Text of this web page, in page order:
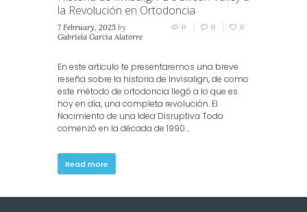
la Revolución en Ortodoncia
7 February, 2025 by
Gabriela Garcia Alatorre
0 0 0
En este articulo te presentaremos una breve
reseña sobre la historia de Invisalign, de como
este método de ortodoncia llegó a lo que es
hoy en día, una completa revolución. El
Nacimiento de una Idea Disruptiva Todo
comenzó en la década de 1990...
Read more